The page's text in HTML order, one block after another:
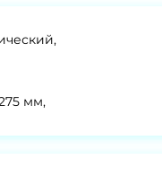
мм,